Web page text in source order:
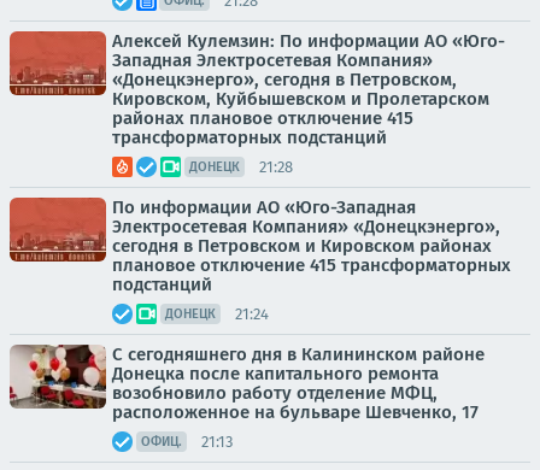
Алексей Кулемзин: По информации АО «Юго-
Западная Электросетевая Компания»
«Донецкэнерго», сегодня в Петровском,
Кировском, Куйбышевском и Пролетарском
районах плановое отключение 415
трансформаторных подстанций
ДОНЕЦК 21:28
По информации АО «Юго-Западная
Электросетевая Компания» «Донецкэнерго»,
сегодня в Петровском и Кировском районах
плановое отключение 415 трансформаторных
подстанций
ДОНЕЦК 21:24
С сегодняшнего дня в Калининском районе
Донецка после капитального ремонта
возобновило работу отделение МФЦ,
расположенное на бульваре Шевченко, 17
ОФИЦ. 21:13